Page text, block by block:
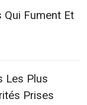
Qui Fument Et
Les Plus
Prises